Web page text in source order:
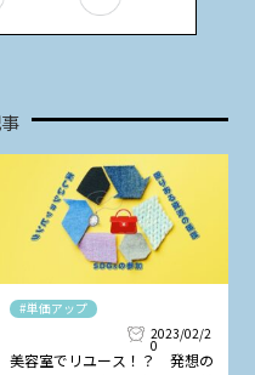
#単価アップ
2023/02/2
0
美容室でリユース！？ 発想の